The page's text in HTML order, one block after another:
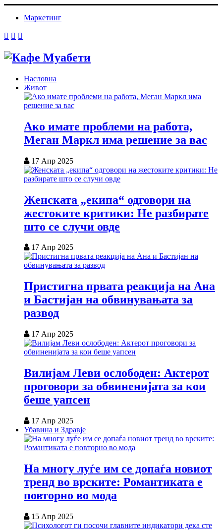
Маркетинг
Насловна
Живот
Ако имате проблеми на работа,
Меган Маркл има решение за вас
17 Апр 2025
Женската „екипа“ одговори на
жестоките критики: Не разбирате
што се случи овде
17 Апр 2025
Пристигна првата реакција на Ана
и Бастијан на обвинувањата за
развод
17 Апр 2025
Вилијам Леви ослободен: Актерот
проговори за обвиненијата за кои
беше уапсен
17 Апр 2025
Убавина и Здравје
На многу луѓе им се допаѓа новиот
тренд во врските: Романтиката е
повторно во мода
15 Апр 2025